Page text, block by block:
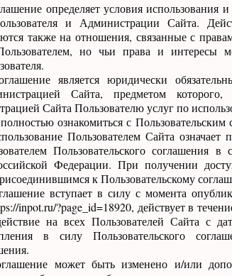
определяет условия использования
и Администрации Сайта.
также на отношения, связанные с
но чьи права и интересы
является юридически
Сайта, предметом которого,
Сайта Пользователю услуг по
ознакомиться с
Пользователем Сайта означает
Пользовательского соглашения в
Федерации. При получении
к Пользовательскому
вступает в силу с момента
inpot.ru/?page_id=18920, действует в
на всех Пользователей Сайта с
в силу Пользовательского
может быть изменено и/или